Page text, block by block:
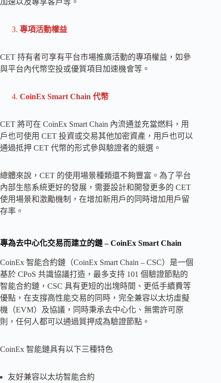
專項活動權益
CET 持有者可享有平台市場推廣活動的專項權益，如參
與平台內代幣空投或優質項目加速機會等。
CoinEx Smart Chain 代幣
CET 將可在 CoinEx Smart Chain 內流通並充當燃料，用
戶也可使用 CET 投資或交易其他加密資產，用戶也可以
通過抵押 CET 代幣的形式參與驗證者的競選。
總體來說，CET 的使用場景種類還不夠豐富。為了平台
內部生態系統更好的發展，需要設計和開發更多的 CET
使用場景和激勵機制，在增加新用戶的同時增加用戶留
存率。
專為去中心化交易而建立的鏈 – CoinEx Smart Chain
CoinEx 智能合約鏈（CoinEx Smart Chain – CSC）是一個
基於 CPoS 共識協議打造，最多支持 101 個驗證節點的
智能合約鏈，CSC 具有更短的出塊時間、更低手續費等
優點，在支撐高性能交易的同時，完全兼容以太坊虛擬
機（EVM）及協議，同時秉承去中心化、無需許可原
則，任何人都可以通過質押成為驗證節點。
CoinEx 智能鏈具有以下三種特色
友好兼容以太坊智能合約